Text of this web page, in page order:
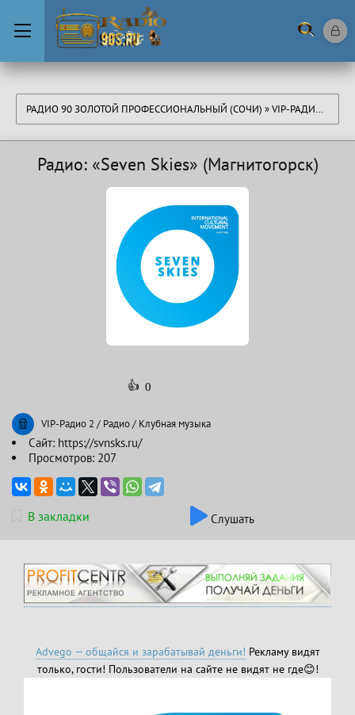
РАДИО 90 ЗОЛОТОЙ ПРОФЕССИОНАЛЬНЫЙ (СОЧИ) »VIP-РАДИО 2
Радио: «Seven Skies» (Магнитогорск)
👍 0
VIP-Радио 2 / Радио/ Клубная музыка
Сайт: https://svnsks.ru/
Просмотров: 207
В закладки Слушать
Advego — общайся и зарабатывай деньги! Рекламу видят
только, гости! Пользователи на сайте не видят не где😊!